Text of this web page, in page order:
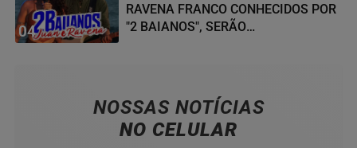
04
RAVENA FRANCO CONHECIDOS POR
"2 BAIANOS", SERÃO
NOSSAS NOTÍCIAS
NO CELULAR